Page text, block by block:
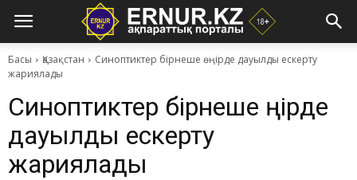
Басы Қазақстан
Синоптиктер бірнеше өңірде дауылды ескерту
жариялады
Синоптиктер бірнеше өңірде
дауылды ескерту
жариялады